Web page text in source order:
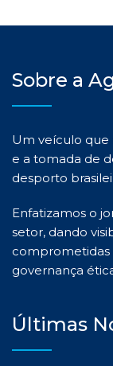
Sobre a
Um veículo que
e a tomada de
desporto
Enfatizamos o
setor, dando
comprometidas
governança
Últimas